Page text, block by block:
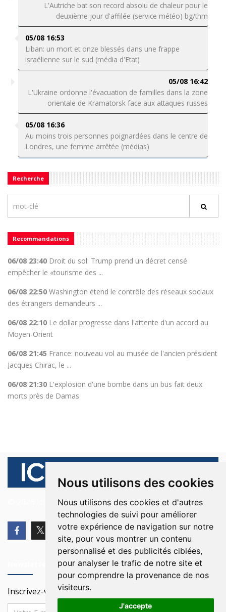
Nous utilisons des cookies
Nous utilisons des cookies et d'autres
technologies de suivi pour améliorer
votre expérience de navigation sur notre
site, pour vous montrer un contenu
personnalisé et des publicités ciblées,
pour analyser le trafic de notre site et
pour comprendre la provenance de nos
visiteurs.
J'accepte
L'Autriche bat son record absolu de chaleur pour le
deuxième jour d'affilée (service météo) bg/thm
05/08 16:53
Liban: un mort et onze blessés dans une frappe
israélienne sur le sud (média d'Etat)
05/08 16:42
L'Ukraine ordonne l'évacuation de familles dans la zone
orientale de Kramatorsk face aux attaques russes
05/08 16:36
Au moins trois personnes poignardées dans le centre de
Londres, une femme arrêtée (médias)
Recherche
Recommandations
06/08 23:40 Droit du sol: Trump prend un décret censé
empêcher le «tourisme des ...
06/08 22:50 Washington étend le contrôle des réseaux sociaux
des étrangers demandeurs ...
06/08 22:10 Le dollar progresse dans l'attente d'un accord au
Moyen-Orient
06/08 21:45 France: nouveau vol au musée de l'ancien président
Jacques Chirac, le ...
06/08 21:30 L'explosion d'une bombe dans un bus fait deux
morts près de Damas
© 2026 Ici Beyrouth. Tous les droits sont réservés.
Inscrivez-vous à notre Newsletter